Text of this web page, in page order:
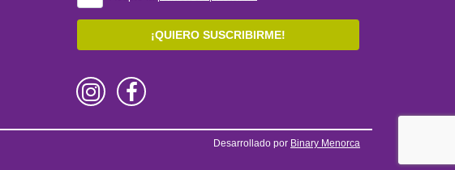
¡QUIERO SUSCRIBIRME!
Desarrollado por Binary Menorca